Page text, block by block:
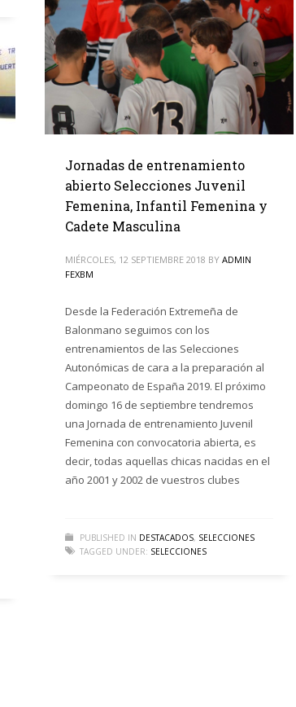
Jornadas de entrenamiento
abierto Selecciones Juvenil
Femenina, Infantil Femenina y
Cadete Masculina
MIÉRCOLES, 12 SEPTIEMBRE 2018 BY ADMIN
FEXBM
Desde la Federación Extremeña de
Balonmano seguimos con los
entrenamientos de las Selecciones
Autonómicas de cara a la preparación al
Campeonato de España 2019. El próximo
domingo 16 de septiembre tendremos
una Jornada de entrenamiento Juvenil
Femenina con convocatoria abierta, es
decir, todas aquellas chicas nacidas en el
año 2001 y 2002 de vuestros clubes
PUBLISHED IN DESTACADOS, SELECCIONES
TAGGED UNDER: SELECCIONES